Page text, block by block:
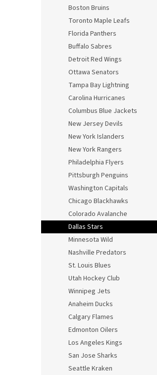
Boston Bruins
Toronto Maple Leafs
Florida Panthers
Buffalo Sabres
Detroit Red Wings
Ottawa Senators
Tampa Bay Lightning
Carolina Hurricanes
Columbus Blue Jackets
New Jersey Devils
New York Islanders
New York Rangers
Philadelphia Flyers
Pittsburgh Penguins
Washington Capitals
Chicago Blackhawks
Colorado Avalanche
Dallas Stars
Minnesota Wild
Nashville Predators
St. Louis Blues
Utah Hockey Club
Winnipeg Jets
Anaheim Ducks
Calgary Flames
Edmonton Oilers
Los Angeles Kings
San Jose Sharks
Seattle Kraken